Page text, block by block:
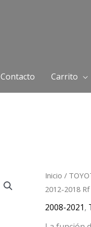
Contacto Carrito
Inicio /
2012-2018
2008-2021,